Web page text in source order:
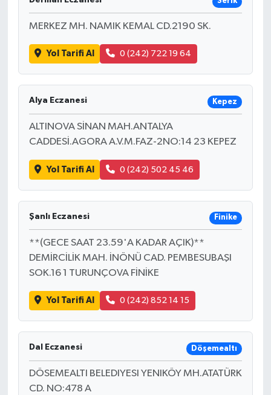
MERKEZ MH. NAMIK KEMAL CD.2190 SK.
Yol Tarifi Al 0 (242) 722 19 64
Alya Eczanesi Kepez
ALTINOVA SİNAN MAH.ANTALYA
CADDESİ.AGORA A.V.M.FAZ-2NO:14 23 KEPEZ
Yol Tarifi Al 0 (242) 502 45 46
Şanlı Eczanesi Finike
**(GECE SAAT 23.59'A KADAR AÇIK)**
DEMİRCİLİK MAH. İNÖNÜ CAD. PEMBESUBAŞI
SOK.16 1 TURUNÇOVA FİNİKE
Yol Tarifi Al 0 (242) 852 14 15
Dal Eczanesi Döşemealtı
DÖSEMEALTI BELEDIYESI YENIKÖY MH.ATATÜRK
CD. NO:478 A